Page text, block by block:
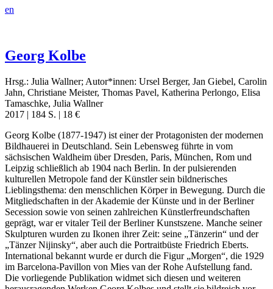
en
Georg Kolbe
Hrsg.: Julia Wallner; Autor*innen: Ursel Berger, Jan Giebel, Carolin
Jahn, Christiane Meister, Thomas Pavel, Katherina Perlongo, Elisa
Tamaschke, Julia Wallner
2017 | 184 S. | 18 €
Georg Kolbe (1877-1947) ist einer der Protagonisten der modernen
Bildhauerei in Deutschland. Sein Lebensweg führte in vom
sächsischen Waldheim über Dresden, Paris, München, Rom und
Leipzig schließlich ab 1904 nach Berlin. In der pulsierenden
kulturellen Metropole fand der Künstler sein bildnerisches
Lieblingsthema: den menschlichen Körper in Bewegung. Durch die
Mitgliedschaften in der Akademie der Künste und in der Berliner
Secession sowie von seinen zahlreichen Künstlerfreundschaften
geprägt, war er vitaler Teil der Berliner Kunstszene. Manche seiner
Skulpturen wurden zu Ikonen ihrer Zeit: seine „Tänzerin“ und der
„Tänzer Nijinsky“, aber auch die Portraitbüste Friedrich Eberts.
International bekannt wurde er durch die Figur „Morgen“, die 1929
im Barcelona-Pavillon von Mies van der Rohe Aufstellung fand.
Die vorliegende Publikation widmet sich diesen und weiteren